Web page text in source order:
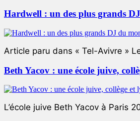
Hardwell : un des plus grands
Article paru dans « Tel-Avivre »
Beth Yacov : une école juive,
L’école juive Beth Yacov à Paris